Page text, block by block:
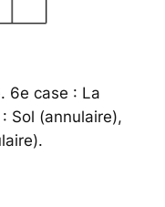
6e case : La
Sol (annulaire),